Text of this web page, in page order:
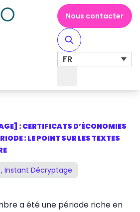
Nous contacter
FR
: CERTIFICATS D’ÉCONOMIES
: LE POINT SUR LES TEXTES
, Instant Décryptage
a été une période riche en